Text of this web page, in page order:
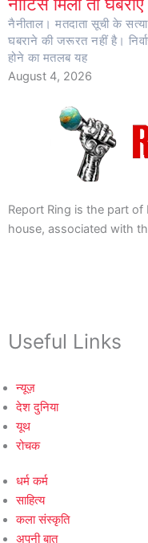
नोटिस मिला तो
नैनीताल। मतदाता सूची के
घबराने की जरूरत नहीं है।
होने का मतलब यह
August 4, 2026
Report Ring is the part
house, associated with
Useful Links
न्यूज़
देश दुनिया
यूथ
रोचक
धर्म कर्म
साहित्य
कला संस्कृति
अपनी बात